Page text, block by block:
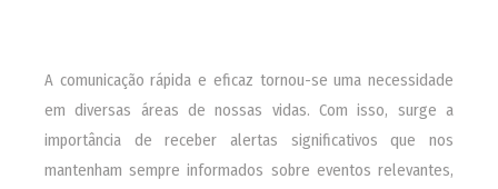
A comunicação rápida e eficaz tornou-se uma necessidade
em diversas áreas de nossas vidas. Com isso, surge a
importância de receber alertas significativos que nos
mantenham sempre informados sobre eventos relevantes,